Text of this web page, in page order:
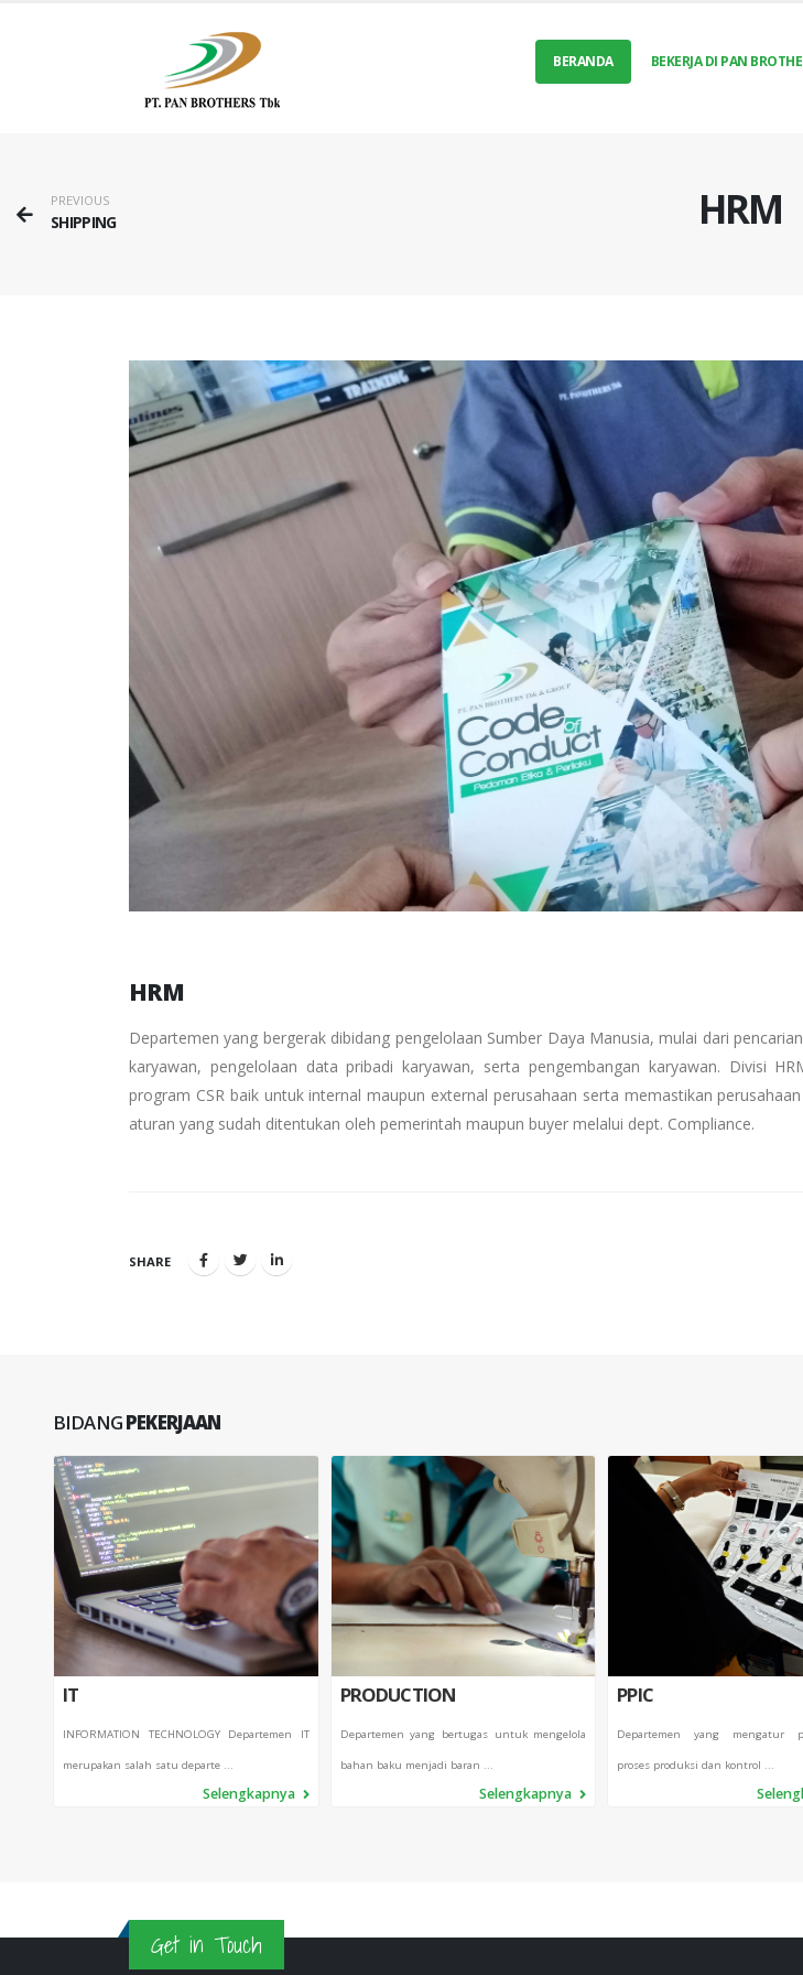
BERANDA BEKERJA DI PAN
PREVIOUS
SHIPPING HRM
HRM
Departemen yang bergerak dibidang pengelolaan Sumber Daya Manusia, mulai dari
karyawan, pengelolaan data pribadi karyawan, serta pengembangan karyawan. Divisi
program CSR baik untuk internal maupun external perusahaan serta memastikan
aturan yang sudah ditentukan oleh pemerintah maupun buyer melalui dept. Compliance.
SHARE
BIDANGPEKERJAAN
IT
INFORMATION TECHNOLOGY Departemen IT
merupakan salah satu departe ...
Selengkapnya
PRODUCTION
Departemen yang bertugas untuk mengelola
bahan baku menjadi baran ...
Selengkapnya
PPIC
Departemen yang mengatur
proses produksi dan kontrol ...
Get in Touch